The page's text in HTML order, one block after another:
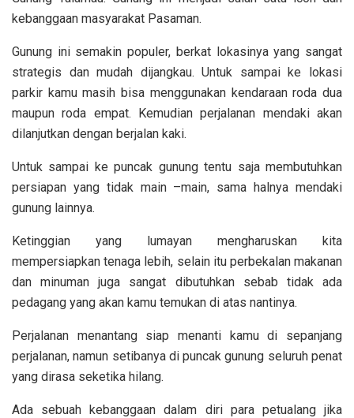
kebanggaan masyarakat Pasaman.
Gunung ini semakin populer, berkat lokasinya yang sangat
strategis dan mudah dijangkau. Untuk sampai ke lokasi
parkir kamu masih bisa menggunakan kendaraan roda dua
maupun roda empat. Kemudian perjalanan mendaki akan
dilanjutkan dengan berjalan kaki.
Untuk sampai ke puncak gunung tentu saja membutuhkan
persiapan yang tidak main –main, sama halnya mendaki
gunung lainnya.
Ketinggian yang lumayan mengharuskan kita
mempersiapkan tenaga lebih, selain itu perbekalan makanan
dan minuman juga sangat dibutuhkan sebab tidak ada
pedagang yang akan kamu temukan di atas nantinya.
Perjalanan menantang siap menanti kamu di sepanjang
perjalanan, namun setibanya di puncak gunung seluruh penat
yang dirasa seketika hilang.
Ada sebuah kebanggaan dalam diri para petualang jika